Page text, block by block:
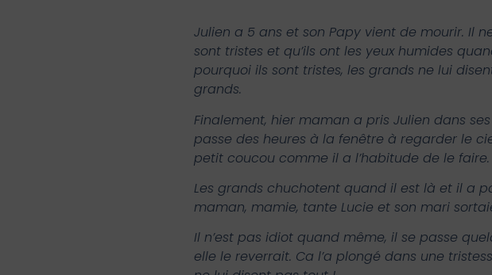
Julien a 5 ans et son Papy vient de mourir. Il
sont tristes et qu’ils ont les yeux humides
pourquoi ils sont tristes, les grands ne lui
grands.
Finalement, hier maman a pris Julien dans
passe des heures à la fenêtre à regarder le
petit coucou comme il a l’habitude de le faire.
Les grands chuchotent quand il est là et il a
maman, mamie, tante Lucie et son mari
Il n’est pas idiot quand même, il se passe
elle le reverrait. Ca l’a plongé dans une